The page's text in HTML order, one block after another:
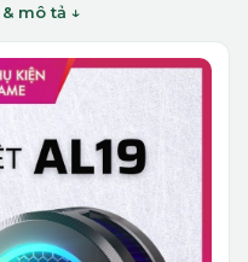
mô tả